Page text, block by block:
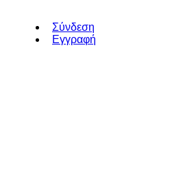
Σύνδεση
Εγγραφή